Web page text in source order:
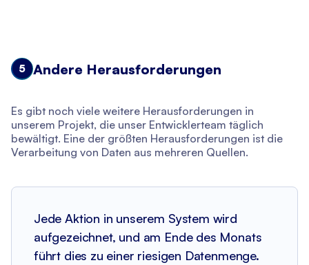
5 Andere Herausforderungen
Es gibt noch viele weitere Herausforderungen in
unserem Projekt, die unser Entwicklerteam täglich
bewältigt. Eine der größten Herausforderungen ist die
Verarbeitung von Daten aus mehreren Quellen.
Jede Aktion in unserem System wird
aufgezeichnet, und am Ende des Monats
führt dies zu einer riesigen Datenmenge.